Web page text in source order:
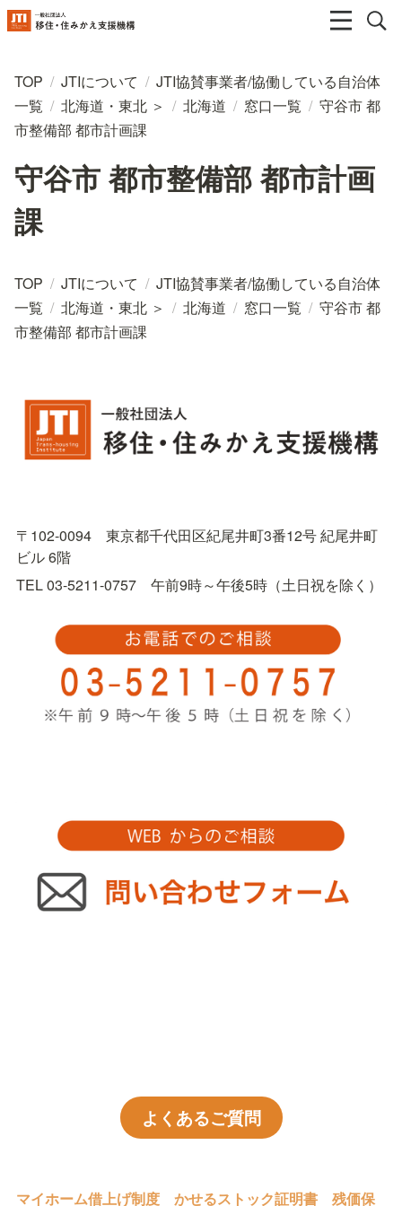
TOP / JTIについて / JTI協賛事業者/協働している自治体
一覧 / 北海道・東北 ＞ / 北海道 / 窓口一覧 / 守谷市 都
市整備部 都市計画課
守谷市 都市整備部 都市計画
課
TOP / JTIについて / JTI協賛事業者/協働している自治体
一覧 / 北海道・東北 ＞ / 北海道 / 窓口一覧 / 守谷市 都
市整備部 都市計画課
〒102-0094　東京都千代田区紀尾井町3番12号 紀尾井町
ビル 6階
TEL 03-5211-0757　午前9時～午後5時（土日祝を除く）
よくあるご質問
マイホーム借上げ制度 かせるストック証明書 残価保